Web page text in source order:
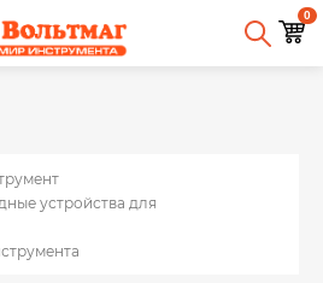
0
устройства для